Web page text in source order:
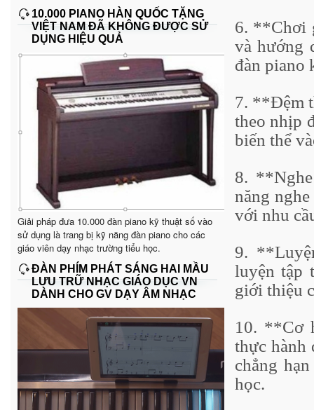
10.000 PIANO HÀN QUỐC TẶNG
VIỆT NAM ĐÃ KHÔNG ĐƯỢC SỬ
DỤNG HIỆU QUẢ
Giải pháp đưa 10.000 đàn piano kỹ thuật số vào
sử dụng là trang bị kỹ năng đàn piano cho các
giáo viên dạy nhạc trường tiểu học.
ĐÀN PHÍM PHÁT SÁNG HAI MẦU
LƯU TRỮ NHẠC GIÁO DỤC VN
DÀNH CHO GV DẠY ÂM NHẠC
6. **Chơi
và hướng
đàn piano
7. **Đệm
theo nhịp
biến thể
8.
năng
với nhu
9.
luyện tập
giới thiệu
10. **Cơ
thực hành
chẳng
học.